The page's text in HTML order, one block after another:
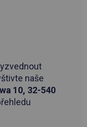
naše
10, 32-540